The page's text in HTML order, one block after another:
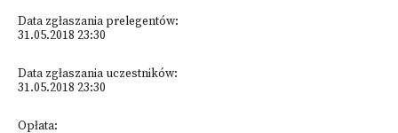
Data zgłaszania prelegentów:
31.05.2018 23:30
Data zgłaszania uczestników:
31.05.2018 23:30
Opłata: